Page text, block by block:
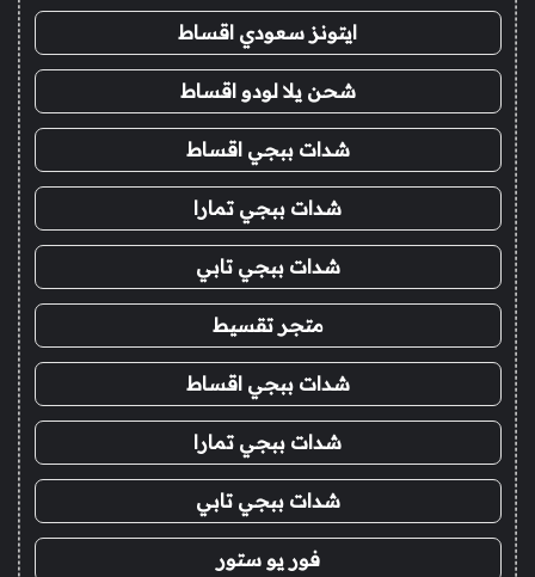
ايتونز سعودي اقساط
شحن يلا لودو اقساط
شدات ببجي اقساط
شدات ببجي تمارا
شدات ببجي تابي
متجر تقسيط
شدات ببجي اقساط
شدات ببجي تمارا
شدات ببجي تابي
فور يو ستور